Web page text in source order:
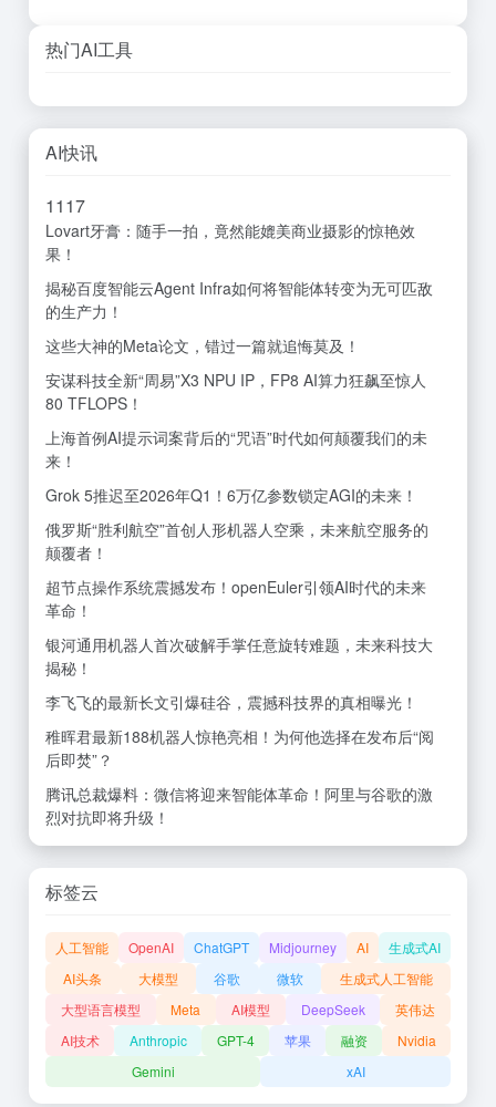
热门AI工具
AI快讯
1117
Lovart牙膏：随手一拍，竟然能媲美商业摄影的惊艳效
果！
揭秘百度智能云Agent Infra如何将智能体转变为无可匹敌
的生产力！
这些大神的Meta论文，错过一篇就追悔莫及！
安谋科技全新“周易”X3 NPU IP，FP8 AI算力狂飙至惊人
80 TFLOPS！
上海首例AI提示词案背后的“咒语”时代如何颠覆我们的未
来！
Grok 5推迟至2026年Q1！6万亿参数锁定AGI的未来！
俄罗斯“胜利航空”首创人形机器人空乘，未来航空服务的
颠覆者！
超节点操作系统震撼发布！openEuler引领AI时代的未来
革命！
银河通用机器人首次破解手掌任意旋转难题，未来科技大
揭秘！
李飞飞的最新长文引爆硅谷，震撼科技界的真相曝光！
稚晖君最新188机器人惊艳亮相！为何他选择在发布后“阅
后即焚”？
腾讯总裁爆料：微信将迎来智能体革命！阿里与谷歌的激
烈对抗即将升级！
标签云
人工智能 OpenAI ChatGPT Midjourney AI
生成式AI
AI头条
大模型 谷歌 微软
生成式人工智能
大型语言模型
Meta AI模型 DeepSeek
英伟达
AI技术
Anthropic GPT-4 苹果 融资
Nvidia
Gemini
xAI